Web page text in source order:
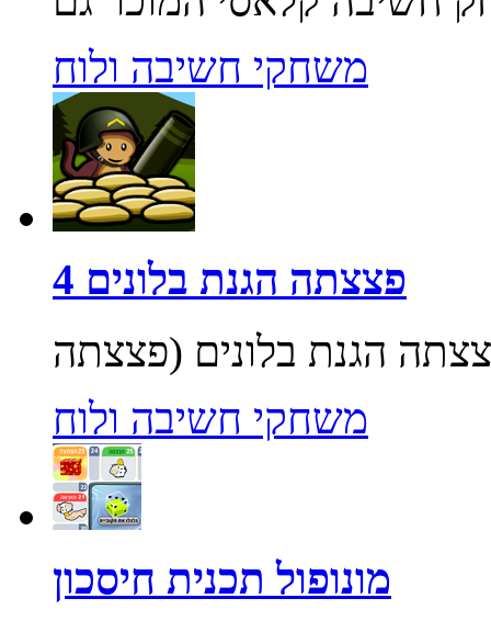
משחקי חשיבה ולוח
פצצתה הגנת בלונים 4
משחקי חשיבה ולוח
מונופול תכנית חיסכון